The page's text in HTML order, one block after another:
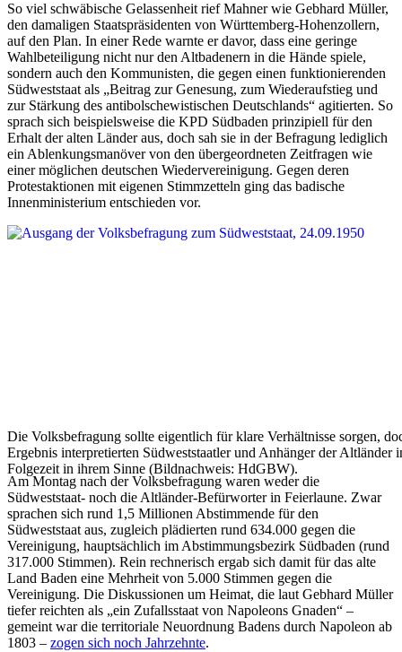
So viel schwäbische Gelassenheit rief Mahner wie Gebhard Müller,
den damaligen Staatspräsidenten von Württemberg-Hohenzollern,
auf den Plan. In einer Rede warnte er davor, dass eine geringe
Wahlbeteiligung nicht nur den Altbadenern in die Hände spiele,
sondern auch den Kommunisten, die gegen einen funktionierenden
Südweststaat als „Beitrag zur Genesung, zum Wiederaufstieg und
zur Stärkung des antibolschewistischen Deutschlands“ agitierten. So
sprach sich beispielsweise die KPD Südbaden prinzipiell für den
Erhalt der alten Länder aus, doch sah sie in der Befragung lediglich
ein Ablenkungsmanöver von den übergeordneten Zeitfragen wie
einer möglichen deutschen Wiedervereinigung. Gegen deren
Protestaktionen mit eigenen Stimmzetteln ging das badische
Innenministerium entschieden vor.
Die Volksbefragung sollte eigentlich für klare Verhältnisse sorgen,
Ergebnis interpretierten Südweststaatler und Anhänger der Altländer
Folgezeit in ihrem Sinne (Bildnachweis: HdGBW).
Am Montag nach der Volksbefragung waren weder die
Südweststaat- noch die Altländer-Befürworter in Feierlaune. Zwar
sprachen sich rund 1,5 Millionen Abstimmende für den
Südweststaat aus, zugleich plädierten rund 634.000 gegen die
Vereinigung, hauptsächlich im Abstimmungsbezirk Südbaden (rund
317.000 Stimmen). Rein rechnerisch ergab sich damit für das alte
Land Baden eine Mehrheit von 5.000 Stimmen gegen die
Vereinigung. Die Diskussionen um Heimat, die laut Gebhard Müller
tiefer reichten als „ein Zufallsstaat von Napoleons Gnaden“ –
gemeint war die territoriale Neuordnung Badens durch Napoleon ab
1803 – zogen sich noch Jahrzehnte.